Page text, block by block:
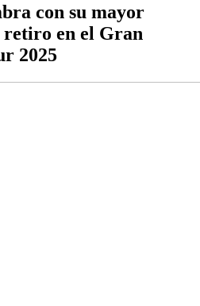
con su mayor
retiro en el Gran
2025